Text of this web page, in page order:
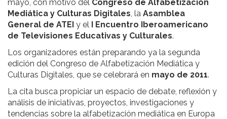
mayo, con motivo del Congreso de Alfabetización
Mediática y Culturas Digitales, la Asamblea
General de ATEI y el I Encuentro Iberoamericano
de Televisiones Educativas y Culturales.
Los organizadores están preparando ya la segunda
edición del Congreso de Alfabetización Mediática y
Culturas Digitales, que se celebrará en mayo de 2011.
La cita busca propiciar un espacio de debate, reflexión y
análisis de iniciativas, proyectos, investigaciones y
tendencias sobre la alfabetización mediática en Europa